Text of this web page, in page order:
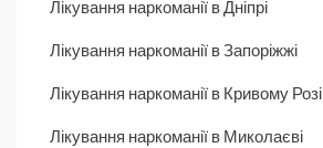
Лікування наркоманії в Дніпрі
Лікування наркоманії в Запоріжжі
Лікування наркоманії в Кривому Розі
Лікування наркоманії в Миколаєві